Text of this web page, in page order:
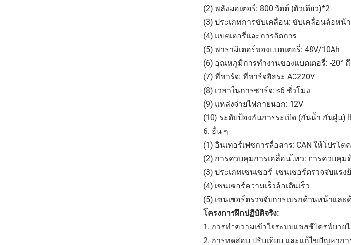
(2) พลังมอเตอร์: 800 วัตต์ (ตัวเดียว)*2
(3) ประเภทการขับเคลื่อน: ขับเคลื่อนล้อหน้
(4) แบตเตอรี่และการจัดการ
(5) พารามิเตอร์ของแบตเตอรี่: 48V/10Ah
(6) อุณหภูมิการทำงานของแบตเตอรี่: -20° ถึ
(7) ที่ชาร์จ: ที่ชาร์จอิสระ AC220V
(8) เวลาในการชาร์จ: ≤6 ชั่วโมง
(9) แหล่งจ่ายไฟภายนอก: 12V
(10) ระดับป้องกันการระเบิด (กันน้ำ กันฝุ่น)
6. อื่น ๆ
(1) อินเทอร์เฟซการสื่อสาร: CAN ให้โปรโ
(2) การควบคุมการเคลื่อนไหว: การควบคุมด้
(3) ประเภทเซนเซอร์: เซนเซอร์ตรวจจับแร
(4) เซนเซอร์ความเร็วล้อเดินเร็ว
(5) เซนเซอร์ตรวจจับการเบรกด้านหน้าและ
โครงการฝึกปฏิบัติจริง:
1. การทำความเข้าใจระบบแชสซีไดรฟ์บายไ
2. การทดสอบ ปรับเทียบ และแก้ไขปัญหาก